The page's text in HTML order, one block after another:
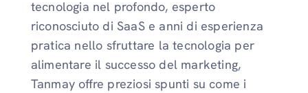
tecnologia nel profondo, esperto
riconosciuto di SaaS e anni di esperienza
pratica nello sfruttare la tecnologia per
alimentare il successo del marketing,
Tanmay offre preziosi spunti su come i